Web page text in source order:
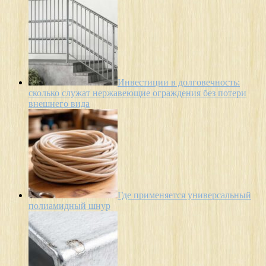
Инвестиции в долговечность:
сколько служат нержавеющие ограждения без потери
внешнего вида
Где применяется универсальный
полиамидный шнур